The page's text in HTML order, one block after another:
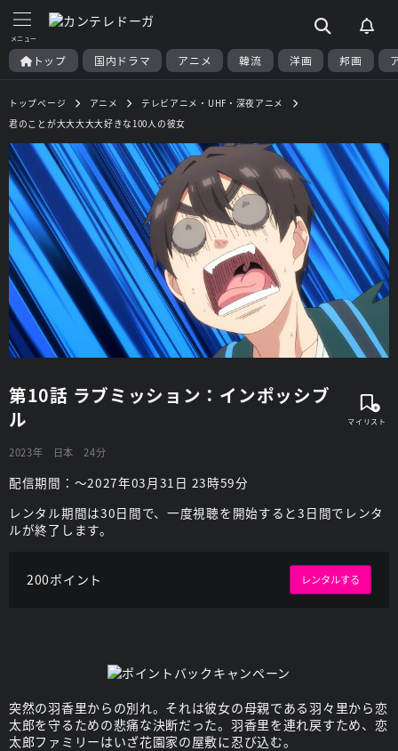
トップ 国内ドラマ アニメ 韓流 洋画 邦画
トップページ アニメ
テレビアニメ・UHF・深夜アニメ
君のことが大大大大大好きな100人の彼女
第10話 ラブミッション：インポッシブ
ル
2023年 日本 24分
配信期間：～2027年03月31日 23時59分
レンタル期間は30日間で、一度視聴を開始すると3日間でレンタ
ルが終了します。
200ポイント レンタルする
突然の羽香里からの別れ。それは彼女の母親である羽々里から恋
太郎を守るための悲痛な決断だった。羽香里を連れ戻すため、恋
太郎ファミリーはいざ花園家の屋敷に忍び込む。